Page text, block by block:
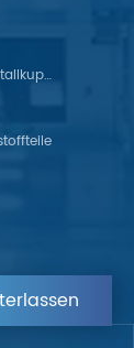
FPC-Membranschalter Mit Metallkuppel